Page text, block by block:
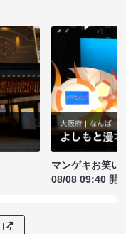
マンゲキお笑い
08/08 09:40 開